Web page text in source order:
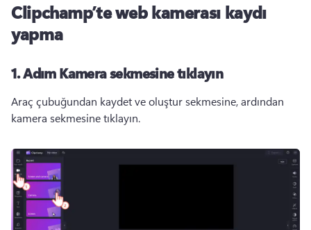
Clipchamp’te web kamerası kaydı
yapma
1. AdımKamera sekmesine tıklayın
Araç çubuğundan kaydet ve oluştur sekmesine, ardından
kamera sekmesine tıklayın.